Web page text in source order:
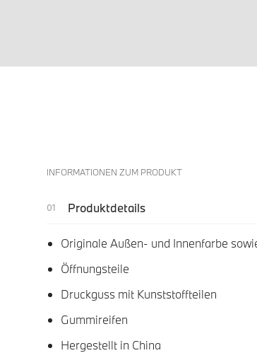
INFORMATIONEN ZUM PRODUKT
Produktdetails
Originale Außen- und Innenfarbe
Öffnungsteile
Druckguss mit Kunststoffteilen
Gummireifen
Hergestellt in China